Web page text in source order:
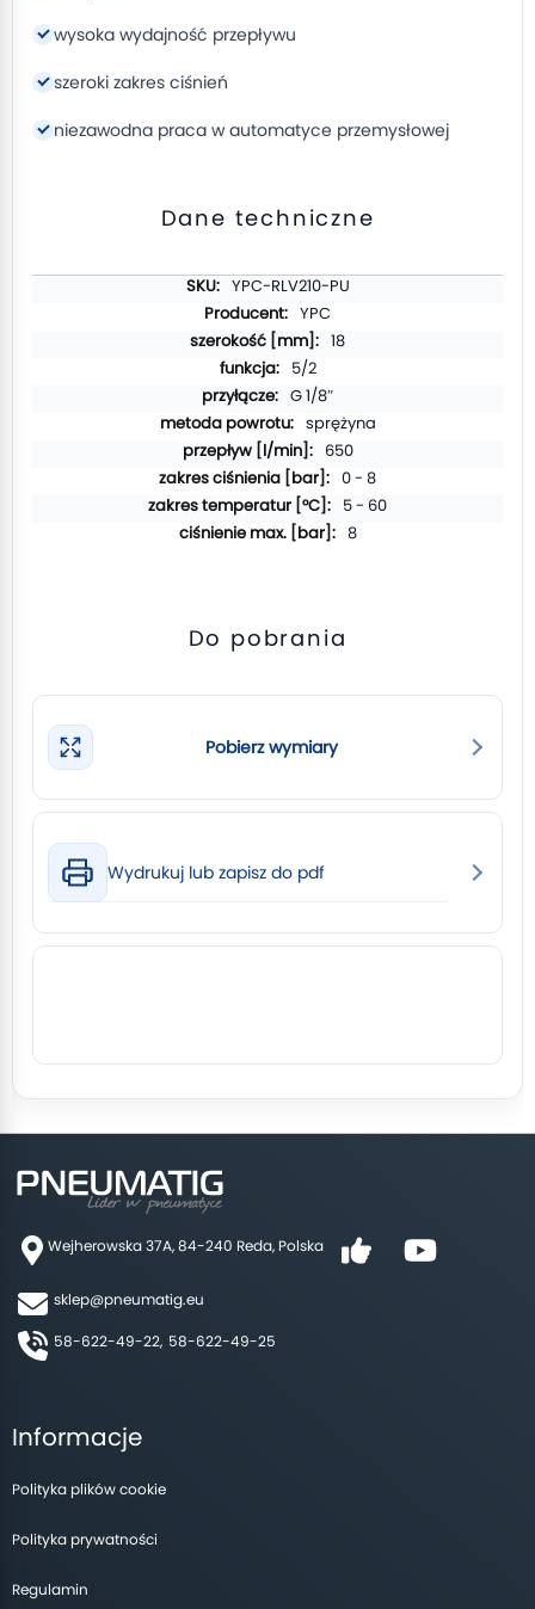
wysoka wydajność przepływu
szeroki zakres ciśnień
niezawodna praca w automatyce przemysłowej
Dane techniczne
YPC-RLV210-PU
YPC
18
5/2
G 1/8″
sprężyna
650
0 - 8
5 - 60
8
Do pobrania
Pobierz wymiary
Wydrukuj lub zapisz do pdf
Wejherowska 37A, 84-240 Reda, Polska
sklep@pneumatig.eu
58-622-49-22, 58-622-49-25
Informacje
Polityka plików cookie
Polityka prywatności
Regulamin